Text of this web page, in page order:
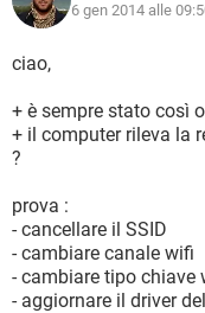
6 gen 2014 alle
ciao,
+ è sempre stato così
+ il computer rileva la
?
prova :
- cancellare il SSID
- cambiare canale wifi
- cambiare tipo chiave
- aggiornare il driver